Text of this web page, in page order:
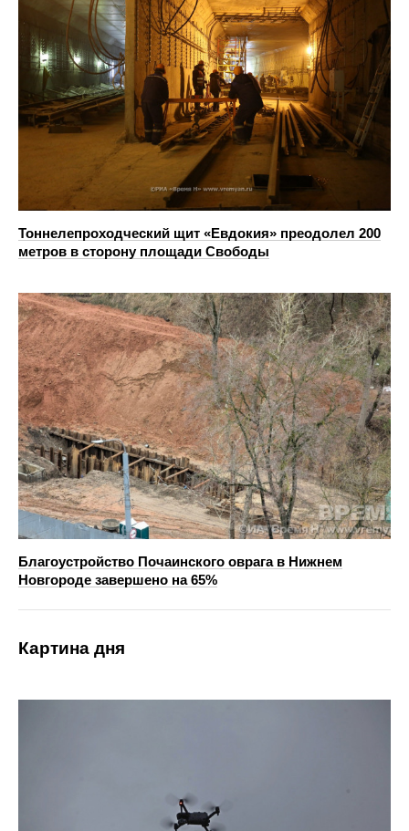
Тоннелепроходческий щит «Евдокия» преодолел 200
метров в сторону площади Свободы
Благоустройство Почаинского оврага в Нижнем
Новгороде завершено на 65%
Картина дня